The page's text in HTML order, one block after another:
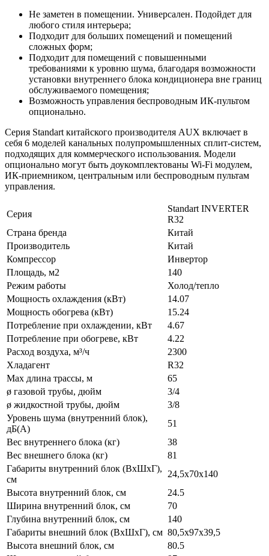
Не заметен в помещении. Универсален. Подойдет для
любого стиля интерьера;
Подходит для больших помещений и помещений
сложных форм;
Подходит для помещений с повышенными
требованиями к уровню шума, благодаря возможности
установки внутреннего блока кондиционера вне границ
обслуживаемого помещения;
Возможность управления беспроводным ИК-пультом
опционально.
Серия Standart китайского производителя AUX включает в
себя 6 моделей канальных полупромышленных сплит-систем,
подходящих для коммерческого использования. Модели
опционально могут быть доукомплектованы Wi-Fi модулем,
ИК-приемником, центральным или беспроводным пультам
управления.
Серия
Standart INVERTER
R32
Страна бренда
Китай
Производитель
Китай
Компрессор
Инвертор
Площадь, м2
140
Режим работы
Холод/тепло
Мощность охлаждения (кВт)
14.07
Мощность обогрева (кВт)
15.24
Потребление при охлаждении, кВт
4.67
Потребление при обогреве, кВт
4.22
Расход воздуха, м³/ч
2300
Хладагент
R32
Max длина трассы, м
65
ø газовой трубы, дюйм
3/4
ø жидкостной трубы, дюйм
3/8
Уровень шума (внутренний блок),
дБ(А)
51
Вес внутреннего блока (кг)
38
Вес внешнего блока (кг)
81
Габариты внутренний блок (ВхШхГ),
см
24,5х70х140
Высота внутренний блок, см
24.5
Ширина внутренний блок, см
70
Глубина внутренний блок, см
140
Габариты внешний блок (ВхШхГ), см 80,5х97х39,5
Высота внешний блок, см
80.5